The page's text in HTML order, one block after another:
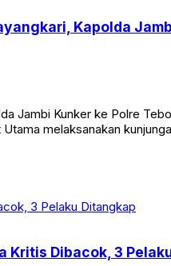
Kapolda
Jambi Kunker ke Polre
melaksanakan
Kritis Dibacok, 3